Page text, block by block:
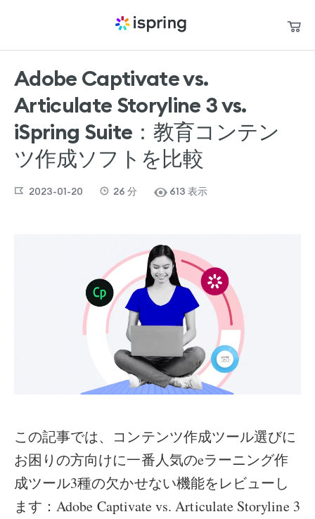
製品
パートナー
お問い合わせ
サポート
お役立ち資料
+1 800 640 0868
sales@ispring.jp
買い物かご
私のアカウント
Adobe Captivate vs.
Articulate Storyline 3 vs.
iSpring Suite：教育コンテン
ツ作成ソフトを比較
2023-01-20 26 分 613 表示
この記事では、コンテンツ作成ツール選びに
お困りの方向けに一番人気のeラーニング作
成ツール3種の欠かせない機能をレビューし
ます：Adobe Captivate vs. Articulate Storyline 3